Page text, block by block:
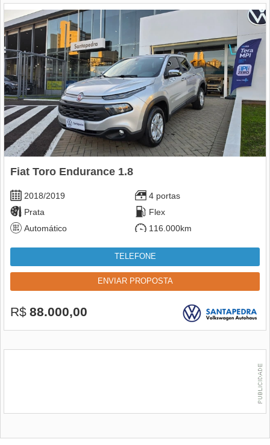
Fiat Toro Endurance 1.8
2018/2019
4 portas
Prata
Flex
Automático
116.000km
TELEFONE
ENVIAR PROPOSTA
R$ 88.000,00